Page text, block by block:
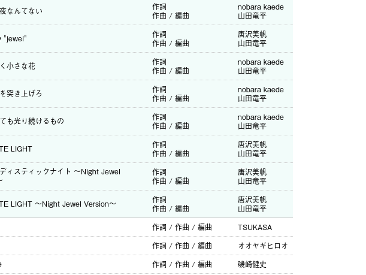
なんてない 作詞
nobara kaede
作曲 / 編曲
山田竜平
"jewel" 作詞
唐沢美帆
作曲 / 編曲
山田竜平
小さな花 作詞
nobara kaede
作曲 / 編曲
山田竜平
突き上げろ 作詞
nobara kaede
作曲 / 編曲
山田竜平
も光り続けるもの 作詞
nobara kaede
作曲 / 編曲
山田竜平
LIGHT 作詞
唐沢美帆
作曲 / 編曲
山田竜平
ィスティックナイト ～Night Jewel
作詞
唐沢美帆
作曲 / 編曲
山田竜平
LIGHT ～Night Jewel Version～ 作詞
唐沢美帆
作曲 / 編曲
山田竜平
作詞 / 作曲 / 編曲
TSUKASA
作詞 / 作曲 / 編曲
オオヤギヒロオ
作詞 / 作曲 / 編曲
磯崎健史